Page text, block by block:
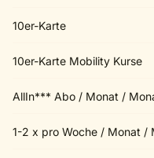
10er-Karte
10er-Karte Mobility Kurse
AllIn*** Abo / Monat /
1-2 x pro Woche / Monat /